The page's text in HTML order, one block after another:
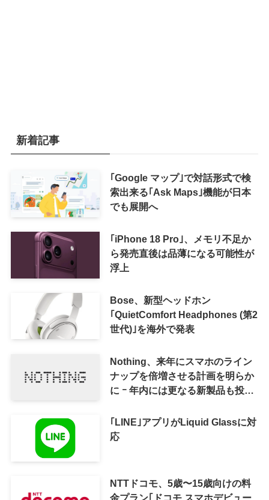
新着記事
｢Google マップ｣で対話形式で検
索出来る｢Ask Maps｣機能が日本
でも展開へ
｢iPhone 18 Pro｣、メモリ不足か
ら発売直後は品薄になる可能性が
浮上
Bose、新型ヘッドホン
｢QuietComfort Headphones (第2
世代)｣を海外で発表
Nothing、来年にスマホのライン
ナップを倍増させる計画を明らか
に ｰ 年内には更なる新製品も投入
｢LINE｣アプリがLiquid Glassに対
応
NTTドコモ、5歳〜15歳向けの料
金プラン｢ドコモ スマホデビュー